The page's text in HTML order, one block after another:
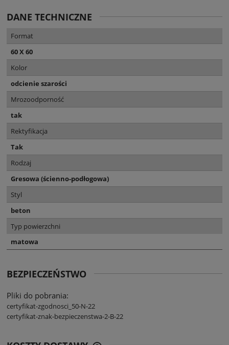
DANE TECHNICZNE
Format
60 X 60
Kolor
odcienie szarości
Mrozoodporność
tak
Rektyfikacja
Tak
Rodzaj
Gresowa (ścienno-podłogowa)
Styl
beton
Typ powierzchni
matowa
BEZPIECZEŃSTWO
Pliki do pobrania:
certyfikat-zgodnosci_50-N-22
certyfikat-znak-bezpieczenstwa-2-B-22